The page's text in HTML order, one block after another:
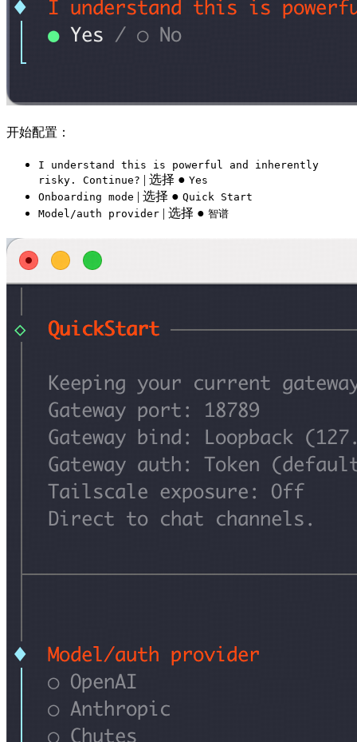
开始配置：
I understand this is powerful and inherently
risky. Continue? | 选择 ● Yes
Onboarding mode | 选择 ● Quick Start
Model/auth provider | 选择 ● 智谱